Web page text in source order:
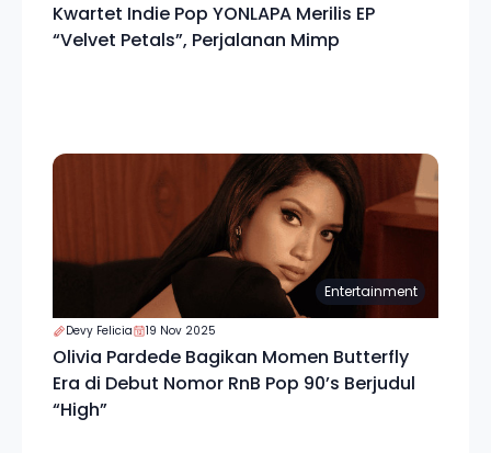
Kwartet Indie Pop YONLAPA Merilis EP
“Velvet Petals”, Perjalanan Mimp
Entertainment
Devy Felicia 19 Nov 2025
Olivia Pardede Bagikan Momen Butterfly
Era di Debut Nomor RnB Pop 90’s Berjudul
“High”